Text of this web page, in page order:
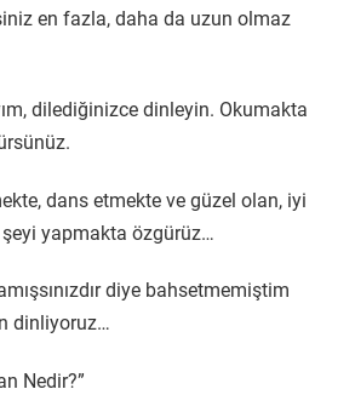
en fazla, daha da uzun olmaz
dilediğinizce dinleyin. Okumakta
dans etmekte ve güzel olan, iyi
yapmakta özgürüz…
diye bahsetmemiştim
dinliyoruz…
Nedir?”